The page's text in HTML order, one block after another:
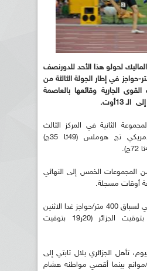
الماليك لحولو هذا الأحد للدورنصف
من سباق 400 متر-حواجز في إطار الجولة الثالثة من
القوى الجارية وقائعها بالعاصمة
الثانية في المركز الثالث
(49ثا 78ج) خلف الأمريكي تج هوملس (49ثا 35ج)
من المجموعات الخمس إلى النهائي
أوقات مسجلة.
ويجرى الدور نصف النهائي لسباق 400 متر/حواجز غدا الاثنين
على الساعة 20ر20 بتوقيت الجزائر (20ر19 بتوقيت
تأهل الجزائري بلال تابتي إلى
سباق 3000 متر/موانع بينما أقصي مواطنه هشام